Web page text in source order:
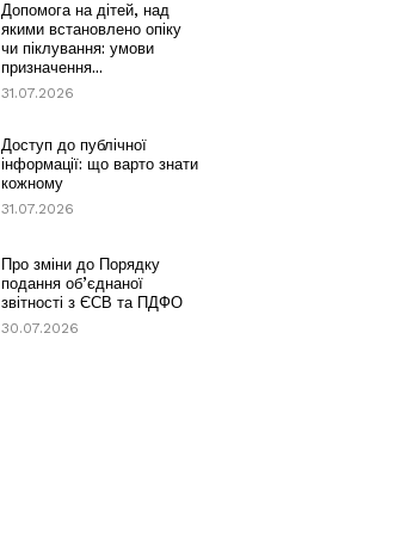
Допомога на дітей, над
якими встановлено опіку
чи піклування: умови
призначення...
31.07.2026
Доступ до публічної
інформації: що варто знати
кожному
31.07.2026
Про зміни до Порядку
подання об’єднаної
звітності з ЄСВ та ПДФО
30.07.2026